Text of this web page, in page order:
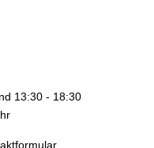
13:30 - 18:30
.